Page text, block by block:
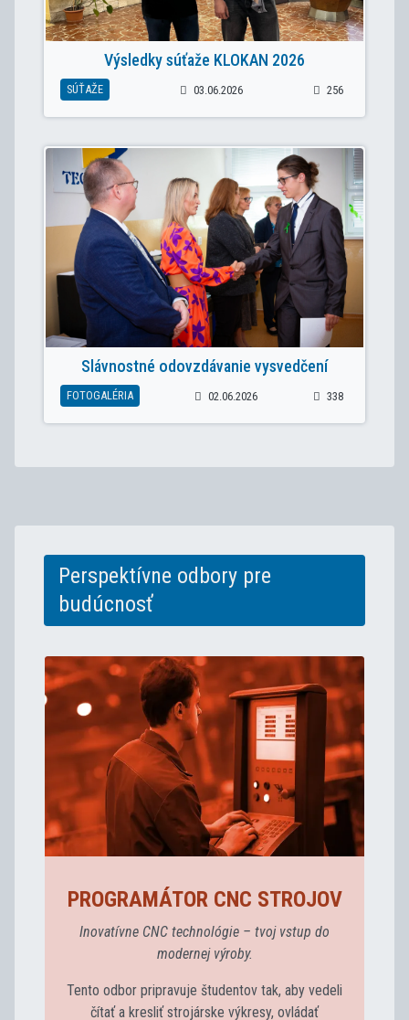
Výsledky súťaže KLOKAN 2026
SÚŤAŽE 03.06.2026 256
Slávnostné odovzdávanie vysvedčení
FOTOGALÉRIA 02.06.2026 338
Perspektívne odbory pre
budúcnosť
PROGRAMÁTOR CNC STROJOV
Inovatívne CNC technológie – tvoj vstup do
modernej výroby.
Tento odbor pripravuje študentov tak, aby vedeli
čítať a kresliť strojárske výkresy, ovládať